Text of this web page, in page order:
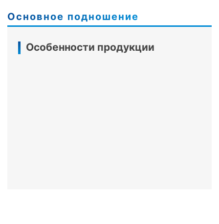
Основное подношение
Особенности продукции